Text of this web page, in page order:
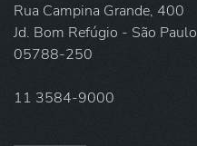
Rua Campina Grande, 400
Jd. Bom Refúgio - São Paulo
05788-250
11 3584-9000